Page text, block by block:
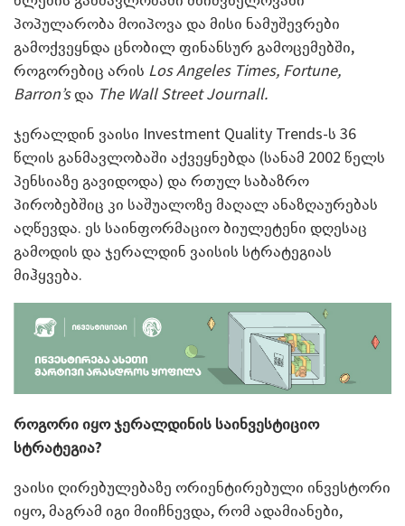
პოპულარობა მოიპოვა და მისი ნამუშევრები
გამოქვეყნდა ცნობილ ფინანსურ გამოცემებში,
როგორებიც არის Los Angeles Times, Fortune,
Barron’sდა The Wall Street Journall.
ჯერალდინ ვაისი Investment Quality Trends-ს 36
წლის განმავლობაში აქვეყნებდა (სანამ 2002 წელს
პენსიაზე გავიდოდა) და რთულ საბაზრო
პირობებშიც კი საშუალოზე მაღალ ანაზღაურებას
აღწევდა. ეს საინფორმაციო ბიულეტენი დღესაც
გამოდის და ჯერალდინ ვაისის სტრატეგიას
მიჰყვება.
როგორი იყო ჯერალდინის საინვესტიციო
სტრატეგია?
ვაისი ღირებულებაზე ორიენტირებული ინვესტორი
იყო, მაგრამ იგი მიიჩნევდა, რომ ადამიანები,